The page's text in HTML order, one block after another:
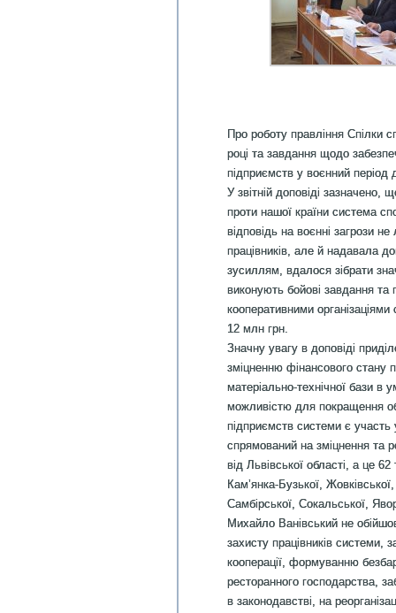
Про роботу правління Спілки
році та завдання щодо
підприємств у воєнний період
У звітній доповіді зазначено,
проти нашої країни система
відповідь на воєнні загрози
працівників, але й надавала
зусиллям, вдалося зібрати
виконують бойові завдання та
кооперативними
12 млн грн.
Значну увагу в доповіді
зміцненню фінансового стану
матеріально-технічної бази
можливістю для покращення
підприємств системи є участь
спрямований на зміцнення та
від Львівської області, а це
Кам’янка-Бузької,
Самбірської, Сокальської,
Михайло Ванівський не
захисту працівників системи,
кооперації, формуванню
ресторанного господарства,
в законодавстві, на